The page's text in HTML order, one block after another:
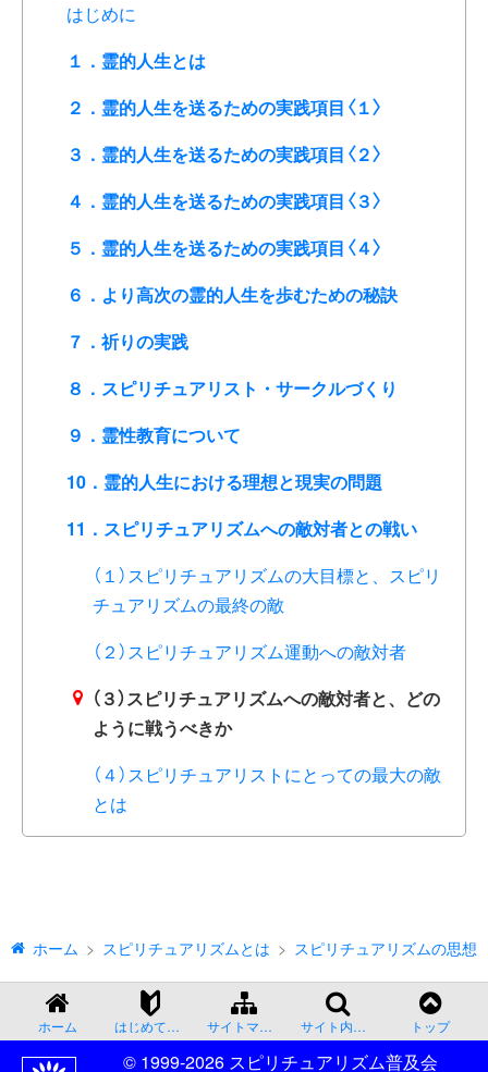
ホーム スピリチュアリズムとは スピリチュアリズムの思想
はじめに
１．霊的人生とは
２．霊的人生を送るための実践項目〈１〉
３．霊的人生を送るための実践項目〈２〉
４．霊的人生を送るための実践項目〈３〉
５．霊的人生を送るための実践項目〈４〉
６．より高次の霊的人生を歩むための秘訣
７．祈りの実践
８．スピリチュアリスト・サークルづくり
９．霊性教育について
10．霊的人生における理想と現実の問題
11．スピリチュアリズムへの敵対者との戦い
（１）スピリチュアリズムの大目標と、スピリ
チュアリズムの最終の敵
（２）スピリチュアリズム運動への敵対者
（３）スピリチュアリズムへの敵対者と、どの
ように戦うべきか
（４）スピリチュアリストにとっての最大の敵
とは
© 1999-2026 スピリチュアリズム普及会
ホーム はじめての方へ サイトマップ サイト内検索 トップ